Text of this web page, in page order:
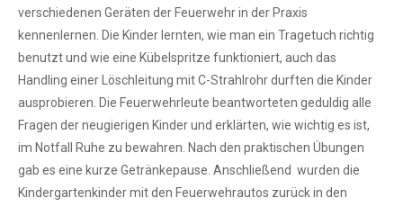
verschiedenen Geräten der Feuerwehr in der Praxis
kennenlernen. Die Kinder lernten, wie man ein Tragetuch richtig
benutzt und wie eine Kübelspritze funktioniert, auch das
Handling einer Löschleitung mit C-Strahlrohr durften die Kinder
ausprobieren. Die Feuerwehrleute beantworteten geduldig alle
Fragen der neugierigen Kinder und erklärten, wie wichtig es ist,
im Notfall Ruhe zu bewahren. Nach den praktischen Übungen
gab es eine kurze Getränkepause. Anschließend wurden die
Kindergartenkinder mit den Feuerwehrautos zurück in den